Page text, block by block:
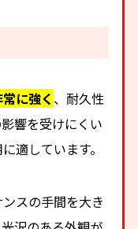
に強く 、耐久性
響を受けにくい
適しています。
スの手間を大き